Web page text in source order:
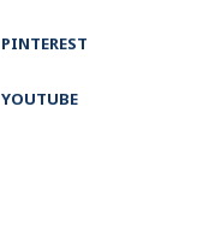
PINTEREST
YOUTUBE